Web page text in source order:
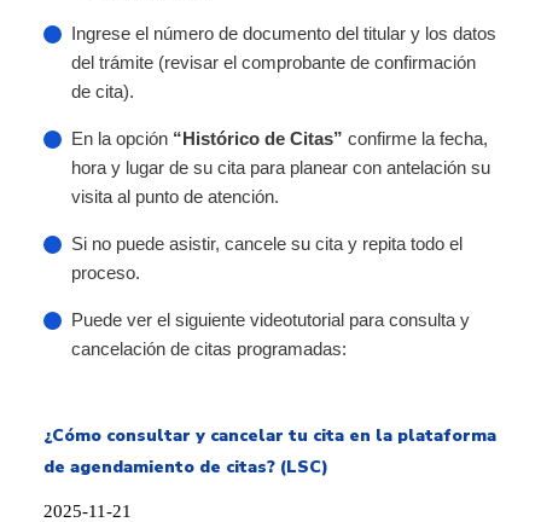
Ingrese el número de documento del titular y los datos
del trámite (revisar el comprobante de confirmación
de cita).
En la opción “Histórico de Citas” confirme la fecha,
hora y lugar de su cita para planear con antelación su
visita al punto de atención.
Si no puede asistir, cancele su cita y repita todo el
proceso.
Puede ver el siguiente videotutorial para consulta y
cancelación de citas programadas:
¿Cómo consultar y cancelar tu cita en la plataforma
de agendamiento de citas? (LSC)
2025-11-21